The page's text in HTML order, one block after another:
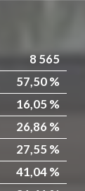
8 565
57,50 %
16,05 %
26,86 %
27,55 %
41,04 %